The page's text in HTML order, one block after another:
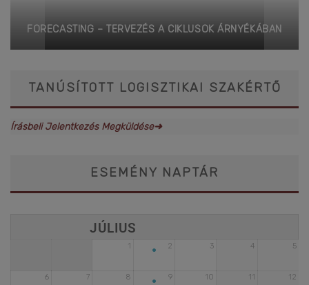
FORECASTING – TERVEZÉS A CIKLUSOK ÁRNYÉKÁBAN
TANÚSÍTOTT LOGISZTIKAI SZAKÉRTŐ
Írásbeli Jelentkezés Megküldése➜
ESEMÉNY NAPTÁR
1 2
• 3 4 5
6 7 8 9
• 10 11 12